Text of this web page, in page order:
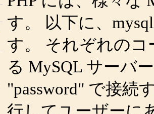
す。 以下に、
す。 それぞれのコ
る MySQL サーバ
"password" で接続